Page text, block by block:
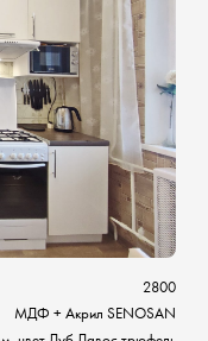
2800
МДФ + Акрил SENOSAN